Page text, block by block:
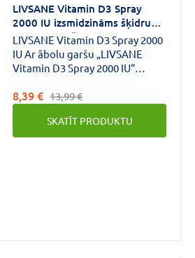
LIVSANE Vitamin D3 Spray
2000 IU izsmidzināms šķidrums
ar ābolu garšu 10ml
LIVSANE Vitamin D3 Spray 2000
IU Ar ābolu garšu „LIVSANE
Vitamin D3 Spray 2000 IU“
BAGĀTINĀTĀJS AR D3
VITAMĪNU D vitamīns veicina
normālu imūnsistēmas darbību,
palīdz uzturēt kaulu un zobu
8,39 € 13,99 €
SKATĪT PRODUKTU